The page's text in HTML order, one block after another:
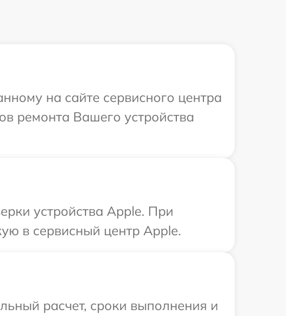
на сайте сервисного центра
ремонта Вашего устройства
устройства Apple. При
в сервисный центр Apple.
расчет, сроки выполнения и